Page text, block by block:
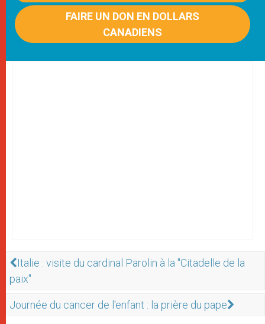
FAIRE UN DON EN DOLLARS
CANADIENS
Italie : visite du cardinal Parolin à la "Citadelle de la
paix"
Journée du cancer de l'enfant : la prière du pape